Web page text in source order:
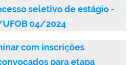
seletivo de estágio -
UFOB 04/2024
com inscrições
para etapa